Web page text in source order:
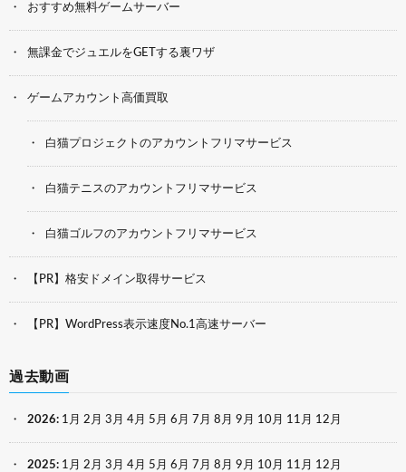
おすすめ無料ゲームサーバー
無課金でジュエルをGETする裏ワザ
ゲームアカウント高価買取
白猫プロジェクトのアカウントフリマサービス
白猫テニスのアカウントフリマサービス
白猫ゴルフのアカウントフリマサービス
【PR】格安ドメイン取得サービス
【PR】WordPress表示速度No.1高速サーバー
過去動画
2026: 1月 2月 3月 4月 5月 6月 7月 8月 9月 10月 11月 12月
2025: 1月 2月 3月 4月 5月 6月 7月 8月 9月 10月 11月 12月